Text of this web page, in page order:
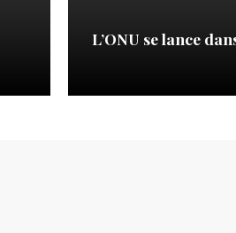
L’ONU se lance